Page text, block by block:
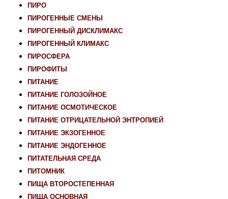
ПИРО
ПИРОГЕННЫЕ СМЕНЫ
ПИРОГЕННЫЙ ДИСКЛИМАКС
ПИРОГЕННЫЙ КЛИМАКС
ПИРОСФЕРА
ПИРОФИТЫ
ПИТАНИЕ
ПИТАНИЕ ГОЛОЗОЙНОЕ
ПИТАНИЕ ОСМОТИЧЕСКОЕ
ПИТАНИЕ ОТРИЦАТЕЛЬНОЙ ЭНТРОПИЕЙ
ПИТАНИЕ ЭКЗОГЕННОЕ
ПИТАНИЕ ЭНДОГЕННОЕ
ПИТАТЕЛЬНАЯ СРЕДА
ПИТОМНИК
ПИЩА ВТОРОСТЕПЕННАЯ
ПИЩА ОСНОВНАЯ